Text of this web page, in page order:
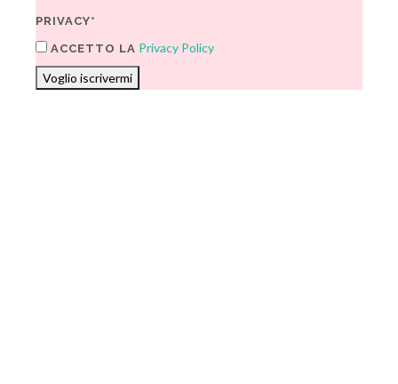
PRIVACY*
ACCETTO LA Privacy Policy
Voglio iscrivermi